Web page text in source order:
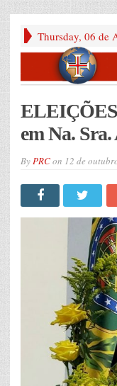
Thursday, 06 de
em Na.
ByPRCon 12 de